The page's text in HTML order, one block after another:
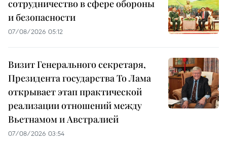
сотрудничество в сфере обороны
и безопасности
07/08/2026 05:12
Визит Генерального секретаря,
Президента государства То Лама
открывает этап практической
реализации отношений между
Вьетнамом и Австралией
07/08/2026 03:54